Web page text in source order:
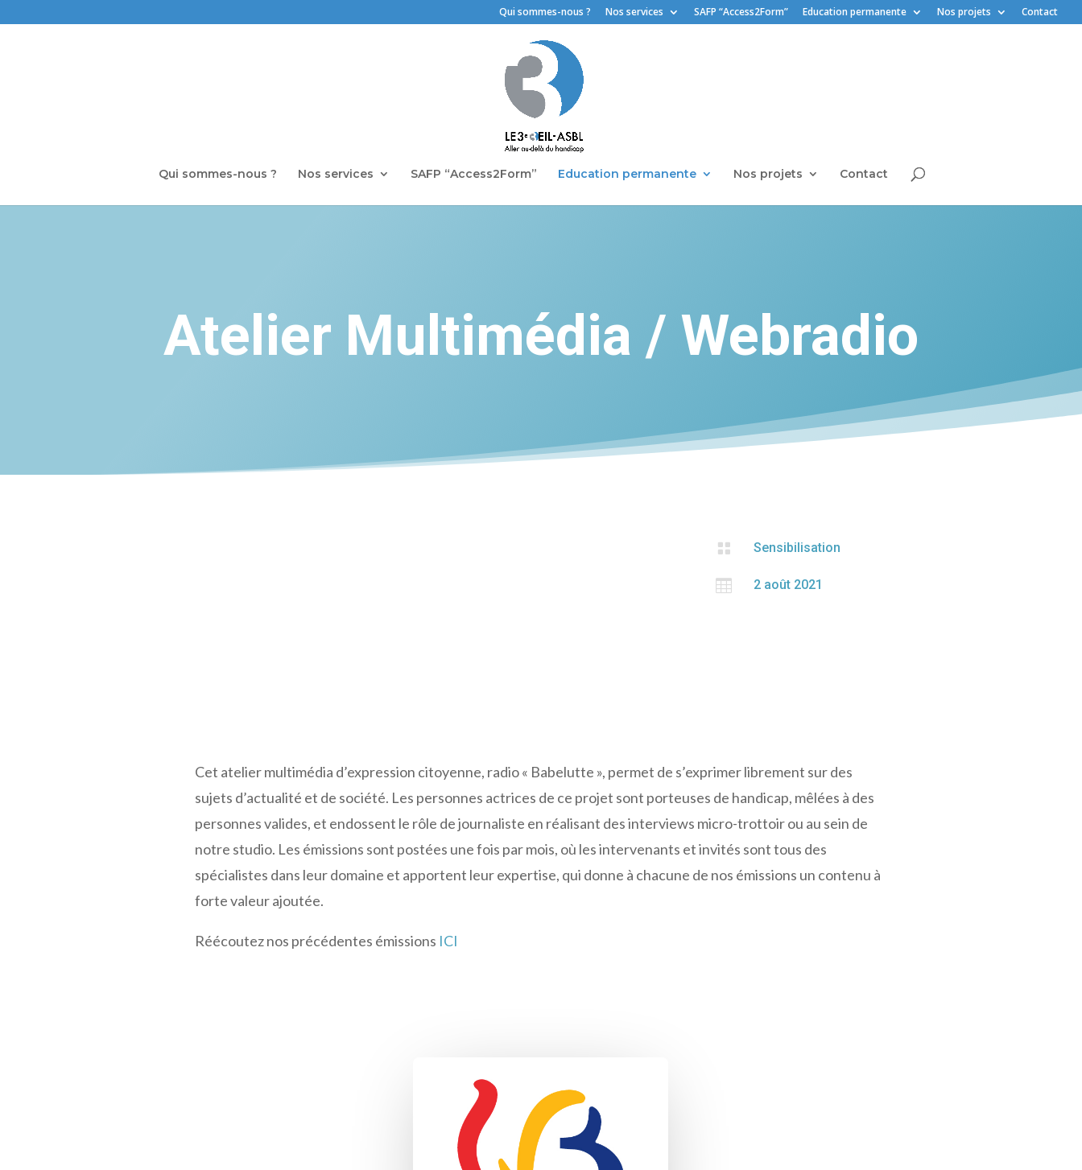
Qui sommes-nous ? Nos services SAFP “Access2Form” Education permanente Nos projets Contact
Qui sommes-nous ? Nos services SAFP “Access2Form” Education permanente Nos projets Contact
Atelier Multimédia / Webradio
 Sensibilisation
 2 août 2021
Cet atelier multimédia d’expression citoyenne, radio « Babelutte », permet de s’exprimer librement sur des
sujets d’actualité et de société. Les personnes actrices de ce projet sont porteuses de handicap, mêlées à des
personnes valides, et endossent le rôle de journaliste en réalisant des interviews micro-trottoir ou au sein de
notre studio. Les émissions sont postées une fois par mois, où les intervenants et invités sont tous des
spécialistes dans leur domaine et apportent leur expertise, qui donne à chacune de nos émissions un contenu à
forte valeur ajoutée.
Réécoutez nos précédentes émissions ICI